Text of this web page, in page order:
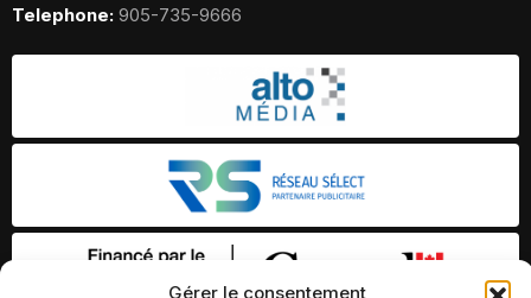
Gérer le consentement
Telephone: 905-735-9666